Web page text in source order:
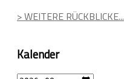
> WEITERE RÜCKBLICKE...
Kalender